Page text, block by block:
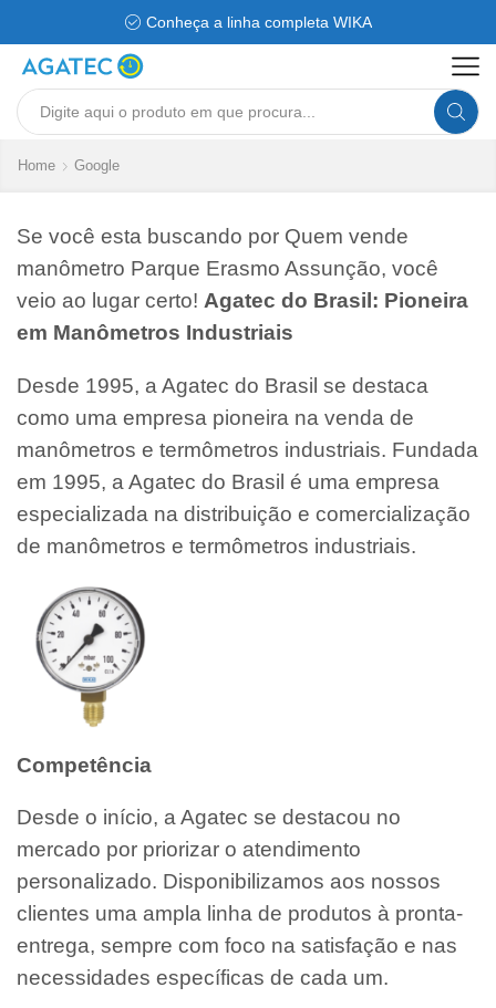
Conheça a linha completa WIKA
Search
Home Google
Se você esta buscando por Quem vende
manômetro Parque Erasmo Assunção, você
veio ao lugar certo! Agatec do Brasil: Pioneira
em Manômetros Industriais
Desde 1995, a Agatec do Brasil se destaca
como uma empresa pioneira na venda de
manômetros e termômetros industriais. Fundada
em 1995, a Agatec do Brasil é uma empresa
especializada na distribuição e comercialização
de manômetros e termômetros industriais.
Competência
Desde o início, a Agatec se destacou no
mercado por priorizar o atendimento
personalizado. Disponibilizamos aos nossos
clientes uma ampla linha de produtos à pronta-
entrega, sempre com foco na satisfação e nas
necessidades específicas de cada um.